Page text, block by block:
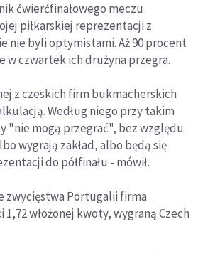
ćwierćfinałowego meczu
piłkarskiej reprezentacji z
nie byli optymistami. Aż 90 procent
w czwartek ich drużyna przegra.
z czeskich firm bukmacherskich
Według niego przy takim
"nie mogą przegrać", bez względu
wygrają zakład, albo będą się
do półfinału - mówił.
zwycięstwa Portugalii firma
włożonej kwoty, wygraną Czech